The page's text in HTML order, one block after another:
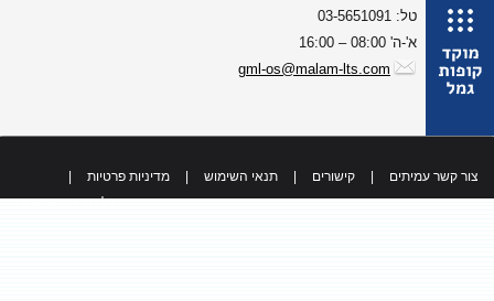
טל: 03-5651091
א'-ה' 08:00 – 16:00
gml-os@malam-lts.com
צור קשר עמיתים קישורים תנאי השימוש מדיניות פרטיות
כל הזכויות שמורות